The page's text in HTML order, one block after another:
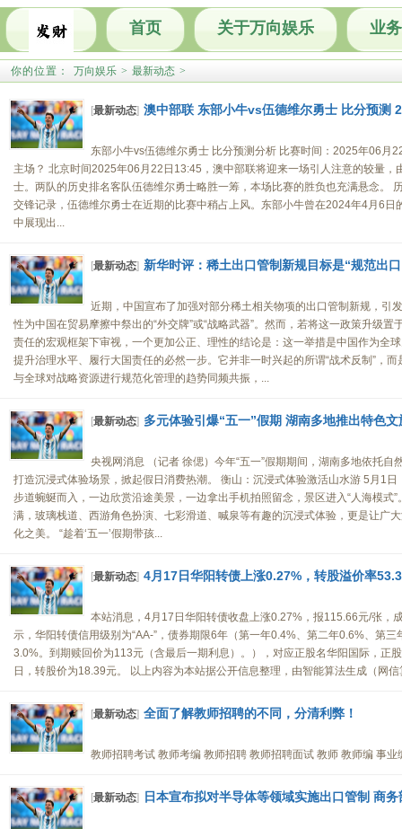
首页 关于万向娱乐 业
你的位置： 万向娱乐 > 最新动态 >
[最新动态] 澳中部联 东部小牛vs伍德维尔勇士 比分预测
东部小牛vs伍德维尔勇士 比分预测分析 比赛时间：2025年06月
主场？ 北京时间2025年06月22日13:45，澳中部联将迎来一场引人注意的较量
士。两队的历史排名客队伍德维尔勇士略胜一筹，本场比赛的胜负也充满悬念。
交锋记录，伍德维尔勇士在近期的比赛中稍占上风。东部小牛曾在2024年4月6
中展现出...
[最新动态] 新华时评：稀土出口管制新规目标是“规范出
近期，中国宣布了加强对部分稀土相关物项的出口管制新规，引
性为中国在贸易摩擦中祭出的“外交牌”或“战略武器”。然而，若将这一政策升级
责任的宏观框架下审视，一个更加公正、理性的结论是：这一举措是中国作为全
提升治理水平、履行大国责任的必然一步。它并非一时兴起的所谓“战术反制”，
与全球对战略资源进行规范化管理的趋势同频共振，...
[最新动态] 多元体验引爆“五一”假期 湖南多地推出特色
央视网消息 （记者 徐偲）今年“五一”假期期间，湖南多地依托
打造沉浸式体验场景，掀起假日消费热潮。 衡山：沉浸式体验激活山水游 5月1
步道蜿蜒而入，一边欣赏沿途美景，一边拿出手机拍照留念，景区进入“人海模式
满，玻璃栈道、西游角色扮演、七彩滑道、喊泉等有趣的沉浸式体验，更是让广
化之美。 “趁着‘五一’假期带孩...
[最新动态] 4月17日华阳转债上涨0.27%，转股溢价率
本站消息，4月17日华阳转债收盘上涨0.27%，报115.66元/张，
示，华阳转债信用级别为“AA-”，债券期限6年（第一年0.4%、第二年0.6%、第
3.0%。到期赎回价为113元（含最后一期利息）。），对应正股名华阳国际，正
日，转股价为18.39元。 以上内容为本站据公开信息整理，由智能算法生成（网
[最新动态] 全面了解教师招聘的不同，分清利弊！
教师招聘考试 教师考编 教师招聘 教师招聘面试 教师 教师编 事业
[最新动态] 日本宣布拟对半导体等领域实施出口管制 商务